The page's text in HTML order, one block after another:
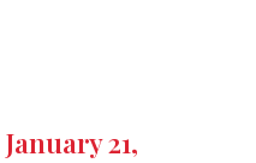
January 21,